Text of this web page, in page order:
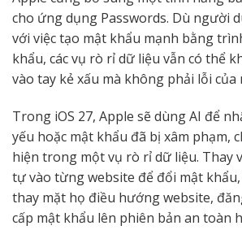
cho ứng dụng Passwords. Dù người
với việc tạo mật khẩu mạnh bằng
khẩu, các vụ rò rỉ dữ liệu vẫn có thể
vào tay kẻ xấu mà không phải lỗi của
Trong iOS 27, Apple sẽ dùng AI để
yếu hoặc mật khẩu đã bị xâm phạm,
hiện trong một vụ rò rỉ dữ liệu. Thay
tự vào từng website để đổi mật
thay mặt họ điều hướng website,
cấp mật khẩu lên phiên bản an toàn